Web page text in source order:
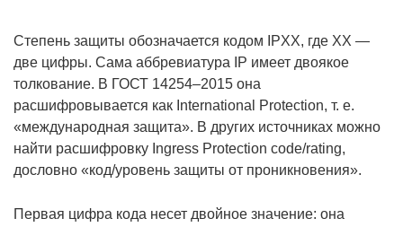
Степень защиты обозначается кодом IPXX, где XX —
две цифры. Сама аббревиатура IP имеет двоякое
толкование. В ГОСТ 14254–2015 она
расшифровывается как International Protection, т. е.
«международная защита». В других источниках можно
найти расшифровку Ingress Protection code/rating,
дословно «код/уровень защиты от проникновения».
Первая цифра кода несет двойное значение: она